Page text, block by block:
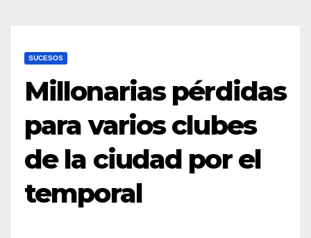
SUCESOS
Millonarias pérdidas
para varios clubes
de la ciudad por el
temporal